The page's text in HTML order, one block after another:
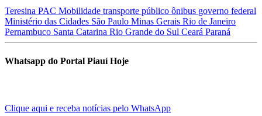
Teresina PAC Mobilidade transporte público ônibus governo federal
Ministério das Cidades São Paulo Minas Gerais Rio de Janeiro
Pernambuco Santa Catarina Rio Grande do Sul Ceará Paraná
Whatsapp do Portal Piauí Hoje
Clique aqui e receba notícias pelo WhatsApp